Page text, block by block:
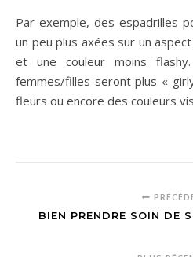
Par exemple, des espadrilles
un peu plus axées sur un
et une couleur moins
femmes/filles seront plus «
fleurs ou encore des couleurs
BIEN PRENDRE SOIN DE